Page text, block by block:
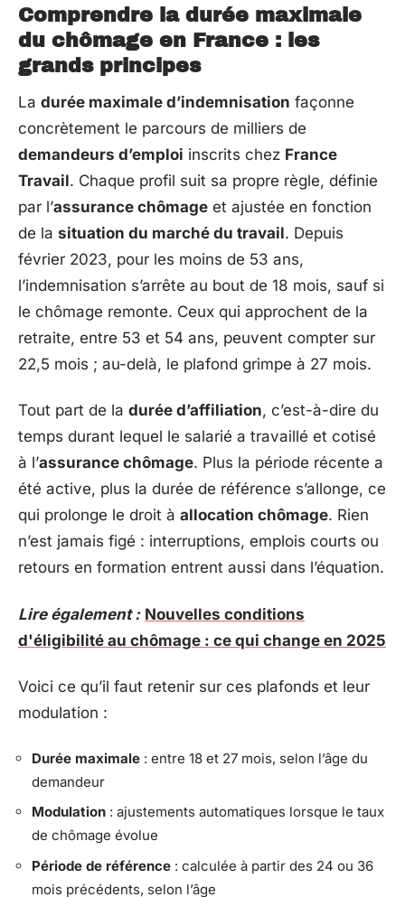
Comprendre la durée maximale
du chômage en France : les
grands principes
La durée maximale d’indemnisation façonne
concrètement le parcours de milliers de
demandeurs d’emploi inscrits chez France
Travail. Chaque profil suit sa propre règle, définie
par l’assurance chômage et ajustée en fonction
de la situation du marché du travail. Depuis
février 2023, pour les moins de 53 ans,
l’indemnisation s’arrête au bout de 18 mois, sauf si
le chômage remonte. Ceux qui approchent de la
retraite, entre 53 et 54 ans, peuvent compter sur
22,5 mois ; au-delà, le plafond grimpe à 27 mois.
Tout part de la durée d’affiliation, c’est-à-dire du
temps durant lequel le salarié a travaillé et cotisé
à l’assurance chômage. Plus la période récente a
été active, plus la durée de référence s’allonge, ce
qui prolonge le droit à allocation chômage. Rien
n’est jamais figé : interruptions, emplois courts ou
retours en formation entrent aussi dans l’équation.
Lire également : Nouvelles conditions
d'éligibilité au chômage : ce qui change en 2025
Voici ce qu’il faut retenir sur ces plafonds et leur
modulation :
Durée maximale : entre 18 et 27 mois, selon l’âge du
demandeur
Modulation : ajustements automatiques lorsque le taux
de chômage évolue
Période de référence : calculée à partir des 24 ou 36
mois précédents, selon l’âge